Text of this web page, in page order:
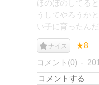
ほのぼのしてる
うしてやろうか
い子に育ったんだ
ナイス ★8
コメント(0)